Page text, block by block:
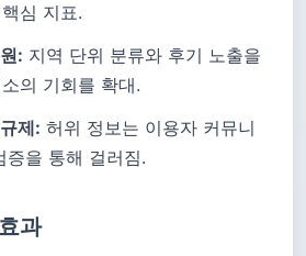
심 지표.
: 지역 단위 분류와 후기 노출을
의 기회를 확대.
제: 허위 정보는 이용자 커뮤니
증을 통해 걸러짐.
과